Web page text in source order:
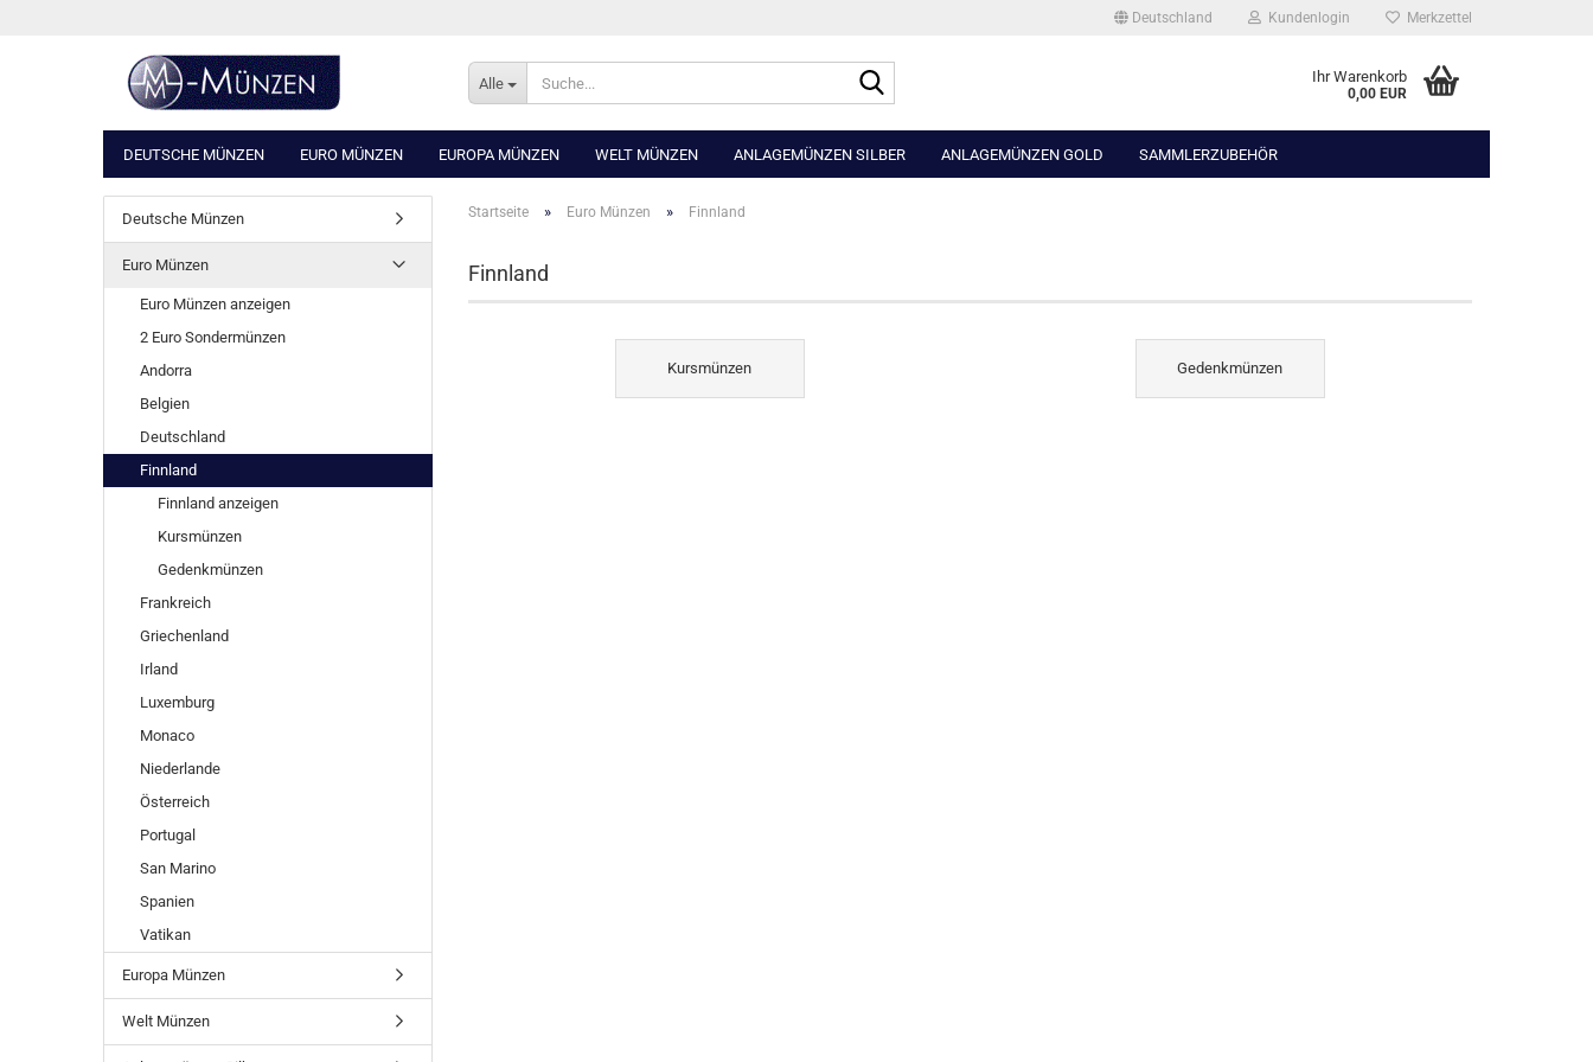
Deutschland Kundenlogin Merkzettel
Alle Ihr Warenkorb
0,00 EUR
DEUTSCHE MÜNZEN EURO MÜNZEN EUROPA MÜNZEN WELT MÜNZEN ANLAGEMÜNZEN SILBER ANLAGEMÜNZEN GOLD SAMMLERZUBEHÖR
Startseite » Euro Münzen » Finnland
Finnland
Kursmünzen Gedenkmünzen
Deutsche Münzen
Euro Münzen
Euro Münzen anzeigen
2 Euro Sondermünzen
Andorra
Belgien
Deutschland
Finnland
Finnland anzeigen
Kursmünzen
Gedenkmünzen
Frankreich
Griechenland
Irland
Luxemburg
Monaco
Niederlande
Österreich
Portugal
San Marino
Spanien
Vatikan
Europa Münzen
Welt Münzen